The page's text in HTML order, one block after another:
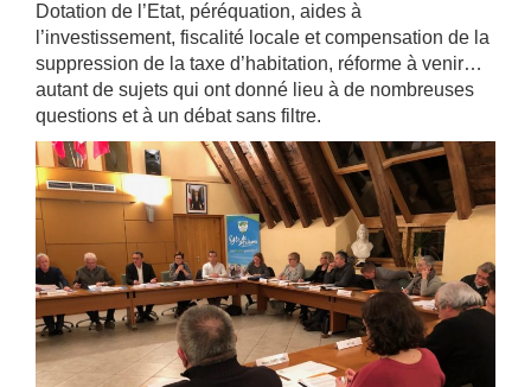
Dotation de l’Etat, péréquation, aides à
l’investissement, fiscalité locale et compensation de la
suppression de la taxe d’habitation, réforme à venir…
autant de sujets qui ont donné lieu à de nombreuses
questions et à un débat sans filtre.